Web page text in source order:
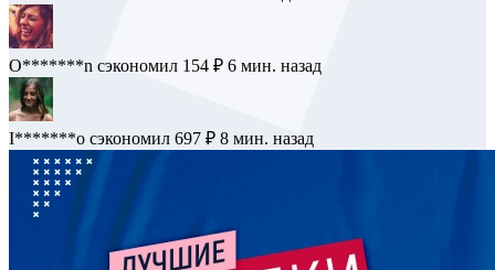
O*******n сэкономил 154 ₽ 6 мин. назад
I*******o сэкономил 697 ₽ 8 мин. назад